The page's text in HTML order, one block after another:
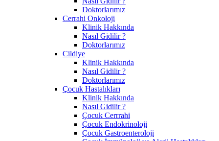
Doktorlarımız
Cerrahi Onkoloji
Klinik Hakkında
Nasıl Gidilir ?
Doktorlarımız
Cildiye
Klinik Hakkında
Nasıl Gidilir ?
Doktorlarımız
Çocuk Hastalıkları
Klinik Hakkında
Nasıl Gidilir ?
Çocuk Cerrrahi
Çocuk Endokrinoloji
Çocuk Gastroenteroloji